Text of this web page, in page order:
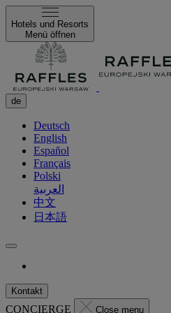
Hotels und Resorts
Menü öffnen
de
Deutsch
English
Español
Français
Polski
العربية
中文
日本語
Kontakt
CONCIERGE Close menu